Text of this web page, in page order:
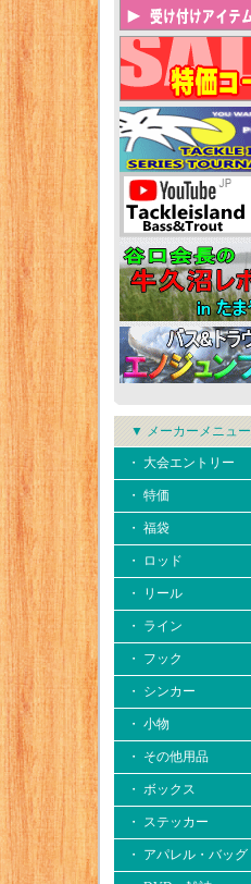
▼ メーカーメニュー
・ 大会エントリー
・ 特価
・ 福袋
・ ロッド
・ リール
・ ライン
・ フック
・ シンカー
・ 小物
・ その他用品
・ ボックス
・ ステッカー
・ アパレル・バッグ